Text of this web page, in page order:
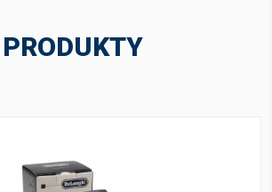
PRODUKTY